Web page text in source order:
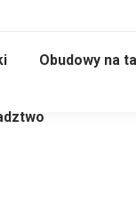
Obudowy na